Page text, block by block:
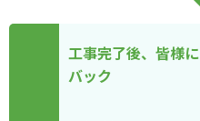
工事完了後、皆様
バック